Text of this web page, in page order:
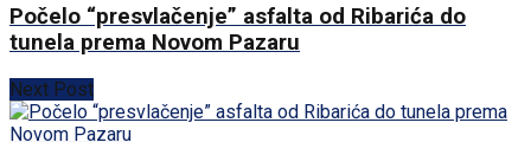
Počelo “presvlačenje” asfalta od Ribarića do
tunela prema Novom Pazaru
Next Post